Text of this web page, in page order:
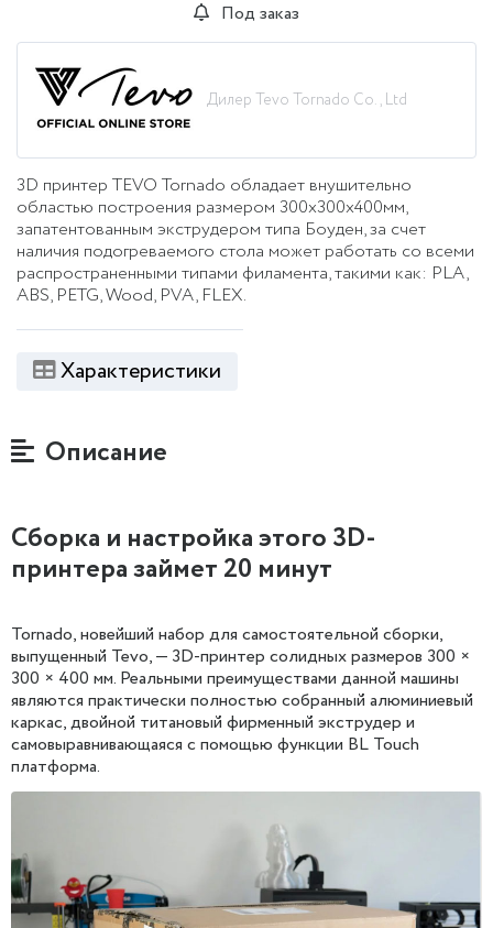
Под заказ
Дилер Tevo Tornado Co., Ltd
3D принтер TEVO Tornado обладает внушительно
областью построения размером 300х300х400мм,
запатентованным экструдером типа Боуден, за счет
наличия подогреваемого стола может работать со всеми
распространенными типами филамента, такими как: PLA,
ABS, PETG, Wood, PVA, FLEX.
Характеристики
Описание
Сборка и настройка этого 3D-
принтера займет 20 минут
Tornado, новейший набор для самостоятельной сборки,
выпущенный Tevo, — 3D-принтер солидных размеров 300 ×
300 × 400 мм. Реальными преимуществами данной машины
являются практически полностью собранный алюминиевый
каркас, двойной титановый фирменный экструдер и
самовыравнивающаяся с помощью функции BL Touch
платформа.